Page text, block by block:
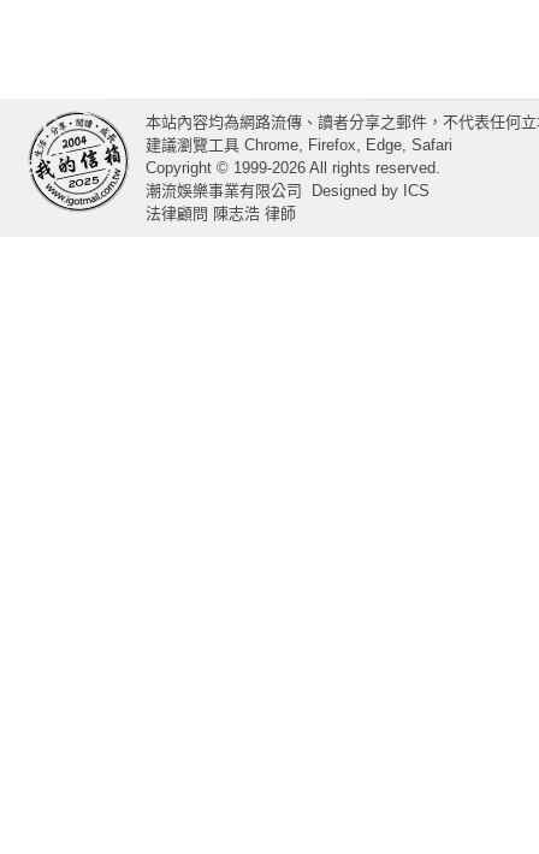
本站內容均為網路流傳、讀者分享之郵件，不代表任何
建議瀏覽工具 Chrome, Firefox, Edge, Safari
Copyright © 1999-2026 All rights reserved.
潮流娛樂事業有限公司
Designed by ICS
法律顧問 陳志浩 律師